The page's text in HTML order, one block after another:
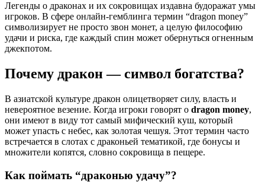
Легенды о драконах и их сокровищах издавна будоражат умы
игроков. В сфере онлайн-гемблинга термин “dragon money”
символизирует не просто звон монет, а целую философию
удачи и риска, где каждый спин может обернуться огненным
джекпотом.
Почему дракон — символ богатства?
В азиатской культуре дракон олицетворяет силу, власть и
невероятное везение. Когда игроки говорят о dragon money,
они имеют в виду тот самый мифический куш, который
может упасть с небес, как золотая чешуя. Этот термин часто
встречается в слотах с драконьей тематикой, где бонусы и
множители копятся, словно сокровища в пещере.
Как поймать “драконью удачу”?